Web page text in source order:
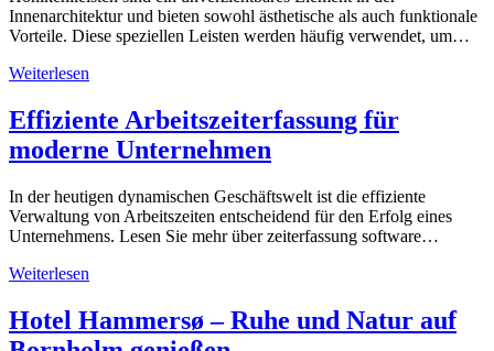
Innenarchitektur und bieten sowohl ästhetische als auch funktionale
Vorteile. Diese speziellen Leisten werden häufig verwendet, um…
Weiterlesen
Effiziente Arbeitszeiterfassung für
moderne Unternehmen
In der heutigen dynamischen Geschäftswelt ist die effiziente
Verwaltung von Arbeitszeiten entscheidend für den Erfolg eines
Unternehmens. Lesen Sie mehr über zeiterfassung software…
Weiterlesen
Hotel Hammersø – Ruhe und Natur auf